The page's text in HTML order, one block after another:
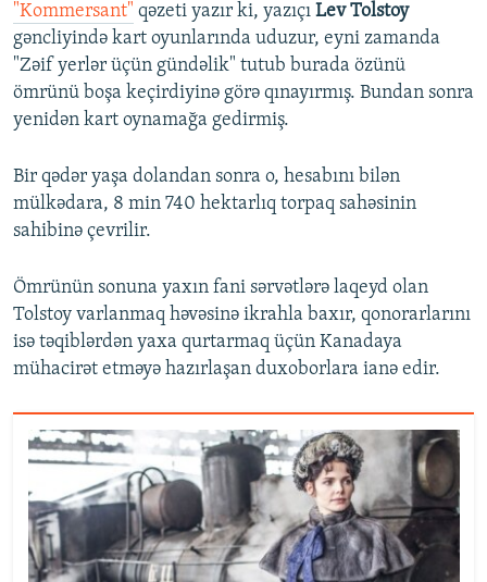
XƏBƏR BÜLLETENLƏRIMIZ
"Kommersant" qəzeti yazır ki, yazıçı Lev Tolstoy
gəncliyində kart oyunlarında uduzur, eyni zamanda
"Zəif yerlər üçün gündəlik" tutub burada özünü
ömrünü boşa keçirdiyinə görə qınayırmış. Bundan sonra
yenidən kart oynamağa gedirmiş.
Bir qədər yaşa dolandan sonra o, hesabını bilən
mülkədara, 8 min 740 hektarlıq torpaq sahəsinin
sahibinə çevrilir.
Ömrünün sonuna yaxın fani sərvətlərə laqeyd olan
Tolstoy varlanmaq həvəsinə ikrahla baxır, qonorarlarını
isə təqiblərdən yaxa qurtarmaq üçün Kanadaya
mühacirət etməyə hazırlaşan duxoborlara ianə edir.